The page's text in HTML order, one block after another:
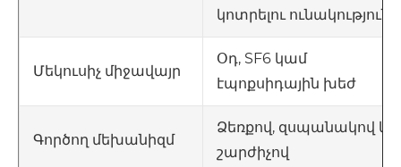
կոտրելու ունակություն
Մեկուսիչ միջավայր
Օդ, SF6 կամ
էպոքսիդային խեժ
Գործող մեխանիզմ
Ձեռքով, զսպանակով
շարժիչով